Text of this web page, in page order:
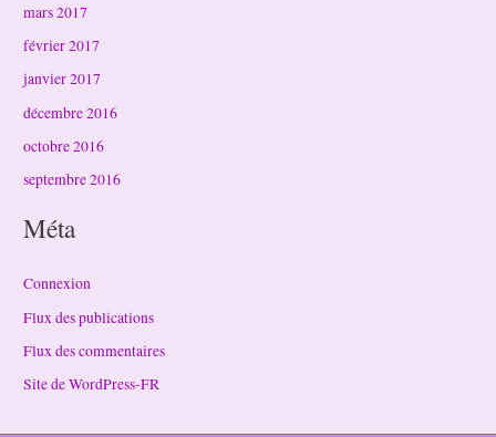
mars 2017
février 2017
janvier 2017
décembre 2016
octobre 2016
septembre 2016
Méta
Connexion
Flux des publications
Flux des commentaires
Site de WordPress-FR